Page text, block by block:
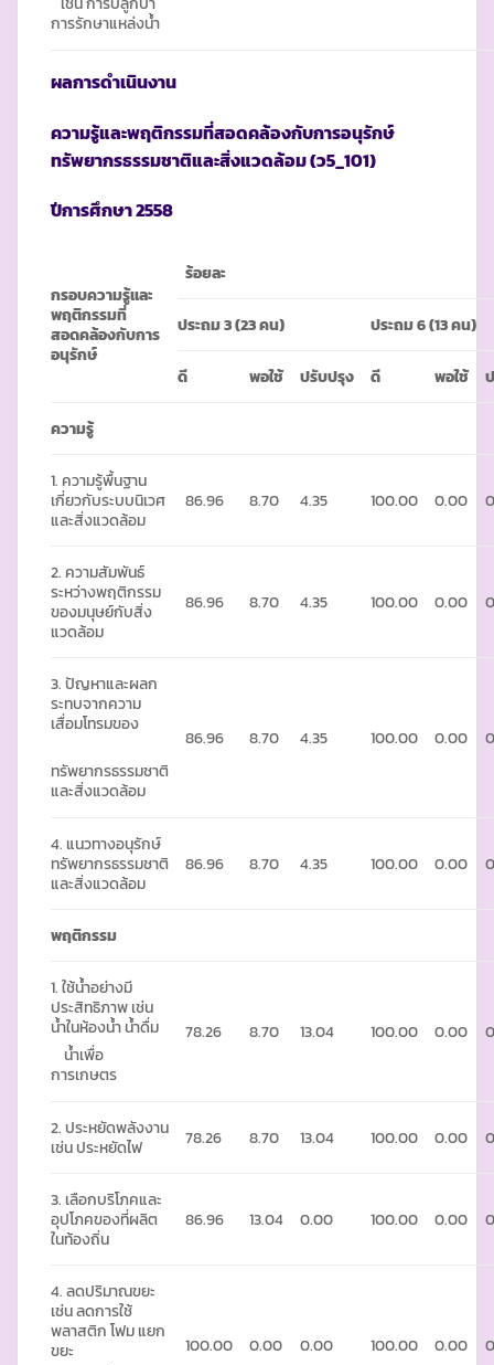
การรักษาแหล่งน้ำ
ผลการดำเนินงาน
ความรู้และพฤติกรรมที่สอดคล้องกับการอนุรักษ์
ทรัพยากรธรรมชาติและสิ่งแวดล้อม(ว5_101)
ปีการศึกษา2558
กรอบความรู้และ
พฤติกรรมที่
สอดคล้องกับการ
อนุรักษ์
ร้อยละ
ประถม3 (23 คน) ประถม6 (13 คน)
ดี พอใช้ ปรับปรุง ดี พอใช้
ความรู้
1. ความรู้พื้นฐาน
เกี่ยวกับระบบนิเวศ
และสิ่งแวดล้อม
86.96 8.70 4.35 100.00 0.00
2. ความสัมพันธ์
ระหว่างพฤติกรรม
ของมนุษย์กับสิ่ง
แวดล้อม
86.96 8.70 4.35 100.00 0.00
3. ปัญหาและผลก
ระทบจากความ
เสื่อมโทรมของ
ทรัพยากรธรรมชาติ
และสิ่งแวดล้อม
86.96 8.70 4.35 100.00 0.00
4. แนวทางอนุรักษ์
ทรัพยากรธรรมชาติ
และสิ่งแวดล้อม
86.96 8.70 4.35 100.00 0.00
พฤติกรรม
1. ใช้น้ำอย่างมี
ประสิทธิภาพ เช่น
น้ำในห้องน้ำ น้ำดื่ม
น้ำเพื่อ
การเกษตร
78.26 8.70 13.04 100.00 0.00
2. ประหยัดพลังงาน
เช่น ประหยัดไฟ
78.26 8.70 13.04 100.00 0.00
3. เลือกบริโภคและ
อุปโภคของที่ผลิต
ในท้องถิ่น
86.96 13.04 0.00 100.00 0.00
4. ลดปริมาณขยะ
เช่น ลดการใช้
พลาสติก โฟม แยก
ขยะ
100.00 0.00 0.00 100.00 0.00